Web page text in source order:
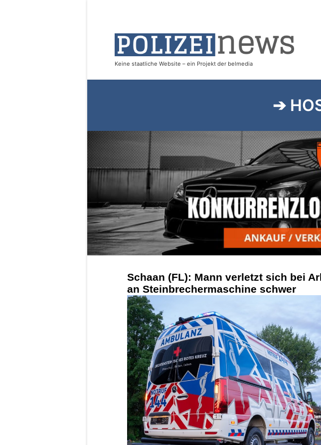
➔
Schaan (FL): Mann verletzt sich bei
an Steinbrechermaschine schwer